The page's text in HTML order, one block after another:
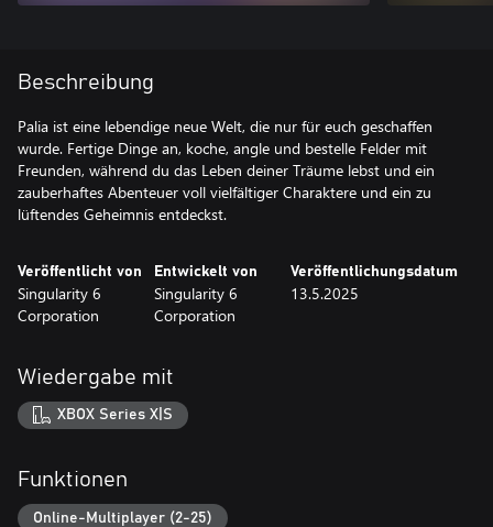
Beschreibung
Palia ist eine lebendige neue Welt, die nur für euch geschaffen
wurde. Fertige Dinge an, koche, angle und bestelle Felder mit
Freunden, während du das Leben deiner Träume lebst und ein
zauberhaftes Abenteuer voll vielfältiger Charaktere und ein zu
lüftendes Geheimnis entdeckst.
Veröffentlicht von
Singularity 6
Corporation
Entwickelt von
Singularity 6
Corporation
Veröffentlichungsdatum
13.5.2025
Wiedergabe mit
XBOX Series X|S
Funktionen
Online-Multiplayer (2-25)